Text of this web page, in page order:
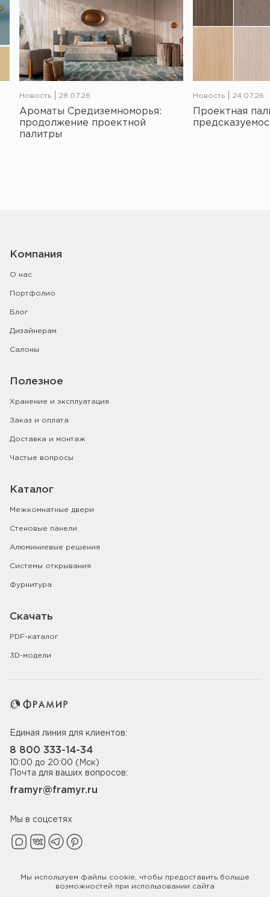
Новость 28.07.26
Ароматы Средиземноморья:
продолжение проектной
палитры
Новость 24.07.26
Проектная
Компания
О нас
Портфолио
Блог
Дизайнерам
Салоны
Полезное
Хранение и эксплуатация
Заказ и оплата
Доставка и монтаж
Частые вопросы
Каталог
Межкомнатные двери
Стеновые панели
Алюминиевые решения
Системы открывания
Фурнитура
Скачать
PDF-каталог
3D-модели
Единая линия для клиентов:
8 800 333-14-34
10:00 до 20:00 (Мск)
Почта для ваших вопросов:
framyr@framyr.ru
Мы в соцсетях
Политика конфиденциальности
Мы используем файлы cookie , чтобы предоставить больше
возможностей при использовании сайта